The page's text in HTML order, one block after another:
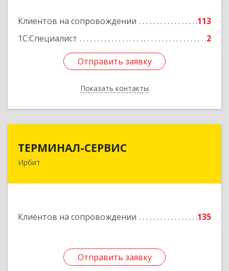
Клиентов на сопровождении
113
1С:Специалист
2
Отправить заявку
Показать контакты
Отправить заявку
Назад
ТЕРМИНАЛ-СЕРВИС
Ирбит
Клиентов на сопровождении 135
Отправить заявку
Отправить заявку